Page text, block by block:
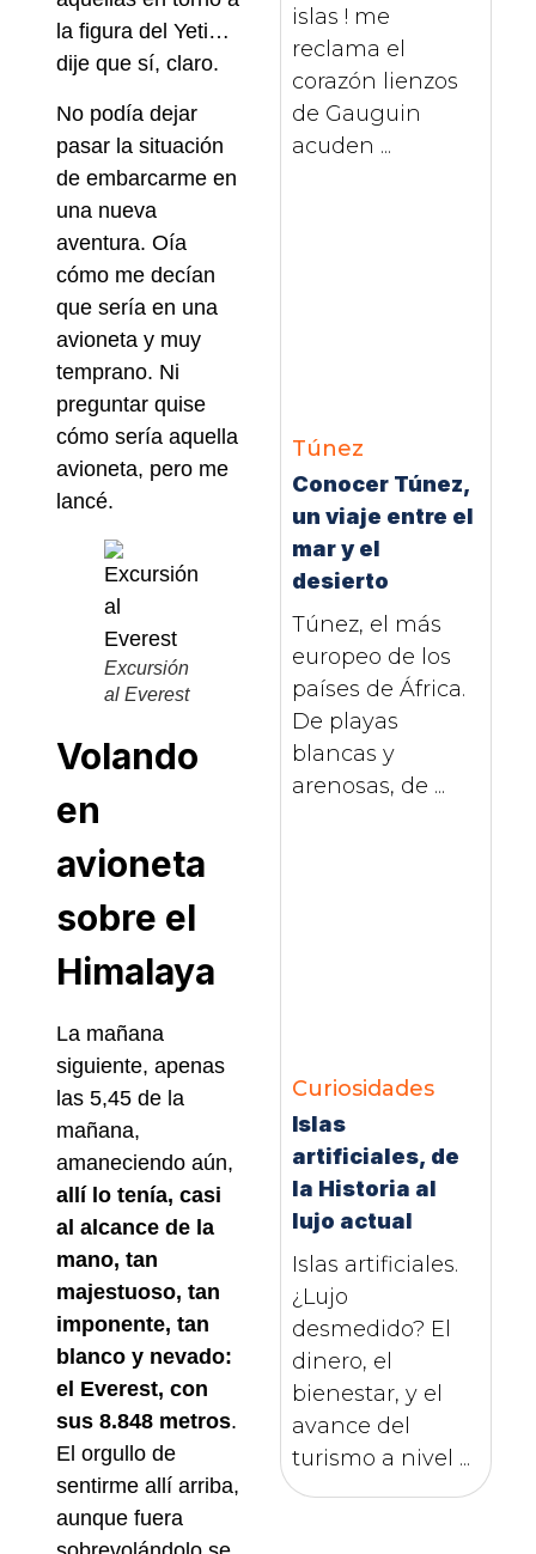
la figura del Yeti…
dije que sí, claro.
No podía dejar
pasar la situación
de embarcarme en
una nueva
aventura. Oía
cómo me decían
que sería en una
avioneta y muy
temprano. Ni
preguntar quise
cómo sería aquella
avioneta, pero me
lancé.
Excursión
al Everest
Volando
en
avioneta
sobre el
Himalaya
La mañana
siguiente, apenas
las 5,45 de la
mañana,
amaneciendo aún,
allí lo tenía, casi
al alcance de la
mano, tan
majestuoso, tan
imponente, tan
blanco y nevado:
el Everest, con
sus 8.848 metros.
El orgullo de
sentirme allí arriba,
aunque fuera
islas ! me
reclama el
corazón lienzos
de Gauguin
acuden ...
Túnez
Conocer Túnez,
un viaje entre el
mar y el
desierto
Túnez, el más
europeo de los
países de África.
De playas
blancas y
arenosas, de ...
Curiosidades
Islas
artificiales, de
la Historia al
lujo actual
Islas artificiales.
¿Lujo
desmedido? El
dinero, el
bienestar, y el
avance del
turismo a nivel ...